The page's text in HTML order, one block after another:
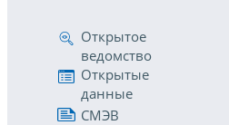
Открытое
ведомство
Открытые
данные
СМЭВ